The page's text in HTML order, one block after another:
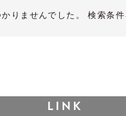
りませんでした。 検索条件
LINK